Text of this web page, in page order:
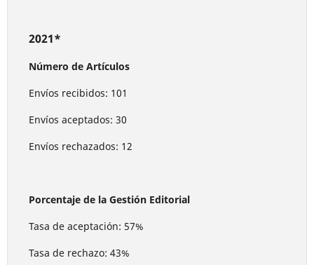
2021*
Número de Artículos
Envíos recibidos: 101
Envíos aceptados: 30
Envíos rechazados: 12
Porcentaje de la Gestión Editorial
Tasa de aceptación: 57%
Tasa de rechazo: 43%